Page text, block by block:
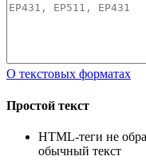
О текстовых форматах
Простой текст
HTML-теги не
обычный текст